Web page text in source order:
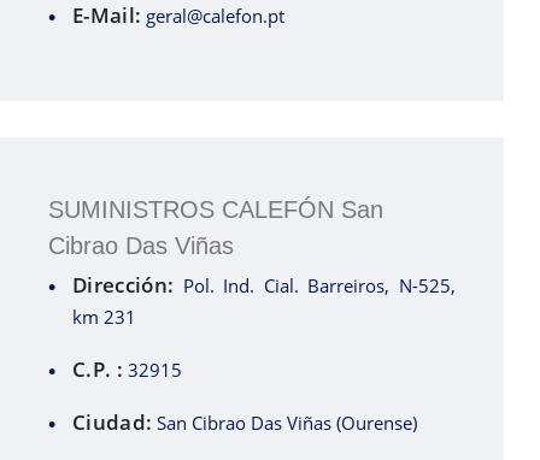
E-Mail: geral@calefon.pt
SUMINISTROS CALEFÓN San
Cibrao Das Viñas
Dirección: Pol. Ind. Cial. Barreiros, N-525,
km 231
C.P. : 32915
Ciudad: San Cibrao Das Viñas (Ourense)